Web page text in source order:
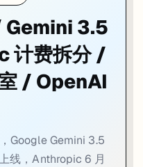
Gemini 3.5
计费拆分 /
/ OpenAI
Google Gemini 3.5
线，Anthropic 6 月